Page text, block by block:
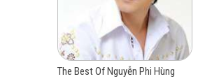
nhất
The Best Of Nguyễn Phi Hùng